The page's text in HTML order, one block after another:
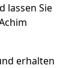
lassen Sie
erhalten